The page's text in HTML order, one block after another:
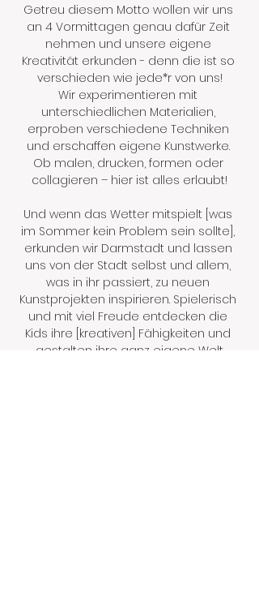
Getreu diesem Motto wollen wir uns
an 4 Vormittagen genau dafür Zeit
nehmen und unsere eigene
Kreativität erkunden - denn die ist so
verschieden wie jede*r von uns!
Wir experimentieren mit
unterschiedlichen Materialien,
erproben verschiedene Techniken
und erschaffen eigene Kunstwerke.
Ob malen, drucken, formen oder
collagieren – hier ist alles erlaubt!
Und wenn das Wetter mitspielt [was
im Sommer kein Problem sein sollte],
erkunden wir Darmstadt und lassen
uns von der Stadt selbst und allem,
was in ihr passiert, zu neuen
Kunstprojekten inspirieren. Spielerisch
und mit viel Freude entdecken die
Kids ihre [kreativen] Fähigkeiten und
gestalten ihre ganz eigene Welt.